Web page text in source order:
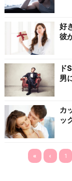
好
彼
ド
男
カ
ッ
« ‹ 1